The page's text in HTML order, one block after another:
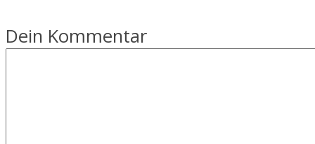
Dein Kommentar